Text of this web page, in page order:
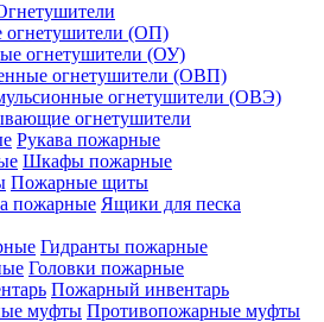
огнетушители (ОП)
огнетушители (ОУ)
огнетушители (ОВП)
огнетушители (ОВЭ)
огнетушители
Рукава пожарные
Шкафы пожарные
Пожарные щиты
Ящики для песка
Гидранты пожарные
Головки пожарные
Пожарный инвентарь
Противопожарные муфты